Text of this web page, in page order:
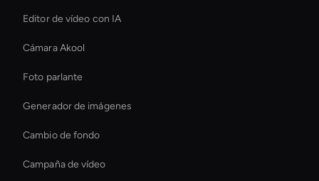
Editor de vídeo con IA
Cámara Akool
Foto parlante
Generador de imágenes
Cambio de fondo
Campaña de vídeo